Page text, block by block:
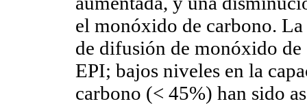
el monóxido de carbono. La
de difusión de monóxido de
EPI; bajos niveles en la
carbono (< 45%) han sido